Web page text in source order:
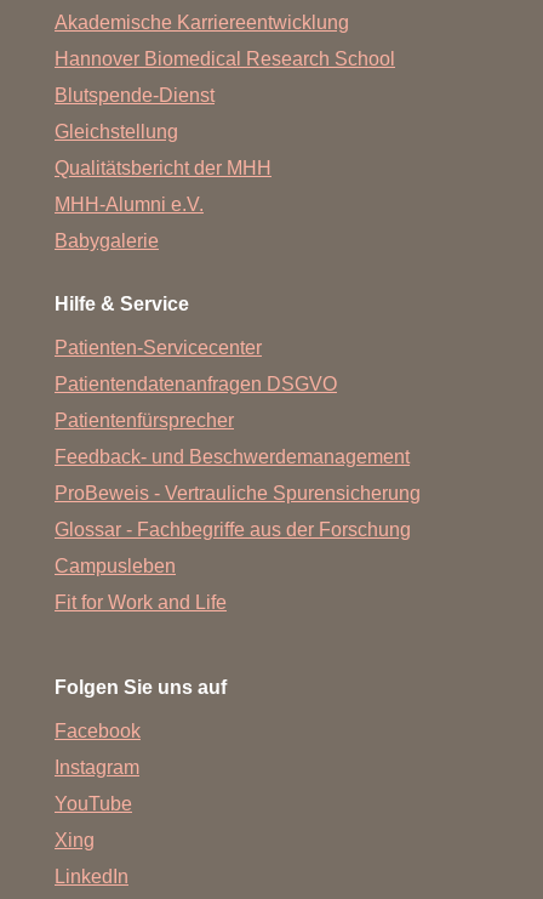
Akademische Karriereentwicklung
Hannover Biomedical Research School
Blutspende-Dienst
Gleichstellung
Qualitätsbericht der MHH
MHH-Alumni e.V.
Babygalerie
Hilfe & Service
Patienten-Servicecenter
Patientendatenanfragen DSGVO
Patientenfürsprecher
Feedback- und Beschwerdemanagement
ProBeweis - Vertrauliche Spurensicherung
Glossar - Fachbegriffe aus der Forschung
Campusleben
Fit for Work and Life
Folgen Sie uns auf
Facebook
Instagram
YouTube
Xing
LinkedIn